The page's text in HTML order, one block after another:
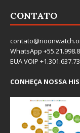
CONTATO
WhatsApp
EUA VOIP
CONHEÇA NOSSA